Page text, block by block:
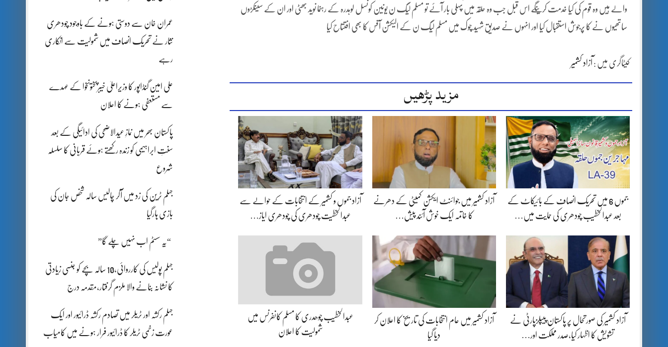
عمران خان سے دوستی ہونے کے باوجود چودھری
نثار نے تحریک انصاف میں شمولیت سے انکاری
رہے
علی امین گنڈاپور کا وزیراعلیٰ خیبرپختونخوا کے عہدے
سے مستعفی ہونے کا اعلان
پاکستان بھر میں نمازِ عیدالاضحی کی ادائیگی کے بعد
سنتِ ابراہیمی کو زندہ رکھتے ہوئے قربانی کا سلسلہ
شروع
جہلم ٹرین کی زد میں آکر چالیس سالہ شخص جان کی
بازی ہارگیا
“یہ سسٹم اب نہیں چلے گا”
جہلم پولیس کی کارروائی،10 سالہ بچے کو جنسی زیادتی
کا نشانہ بنانے والا ملزم گرفتار،مقدمہ درج
جہلم رکشہ اور ٹریلر میں تصادم رکشہ ڈرائیور اور ایک
عورت زخمی ٹریلر کا ڈرائیور فرار ہونے میں کامیاب
والے ہیں وہ قوم کی کیا خدمت کرینگے اس قبل جب وہ حلقہ میں پہلی بار آئے تو مسلم لیگ ن یونین کونسل لوہدرہ کے رہنما نوید بھٹی اور ان کے سینکڑوں
ساتھیوں نے کا پرجوش استقبال کیا اور انہوں نے صدیق شہید چوک میں مسلم لیگ ن کے الیکشن آفس کا بھی افتتاح کیا
کیٹاگری میں : آزاد کشمیر
مزید پڑھیں
جموں 6 میں تحریک انصاف کے بائیکاٹ کے
بعد عبدالخطیب چودھری کی حمایت میں…
آزاد کشمیر میں جوائنٹ ایکشن کمیٹی کے دھرنے
کا خاتمہ ایک خوش آئند پیش…
آزاد جموں و کشمیر کے انتخابات کے حوالے سے
عبدالخطیت چودھری کی چودھری ایاز…
آزاد کشمیر کی صورتحال پر پاکستان پیپلزپارٹی نے
تشویش کا اظہار کیا،صدر مملکت اور…
آزاد کشمیر میں عام انتخابات کی تاریخ کا اعلان کر
دیا گیا
عبدالخطیب چوھدری کا مسلم کانفرنس میں
شمولیت کا اعلان